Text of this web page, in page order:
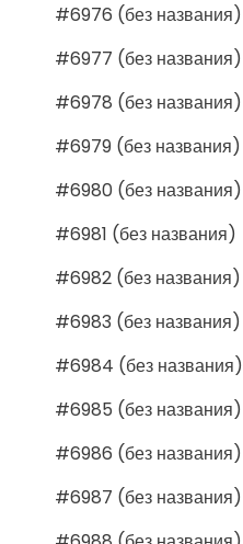
#6976 (без названия)
#6977 (без названия)
#6978 (без названия)
#6979 (без названия)
#6980 (без названия)
#6981 (без названия)
#6982 (без названия)
#6983 (без названия)
#6984 (без названия)
#6985 (без названия)
#6986 (без названия)
#6987 (без названия)